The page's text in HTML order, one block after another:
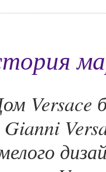
Versace
Gianni